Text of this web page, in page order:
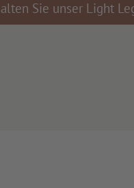
Sie unser Light